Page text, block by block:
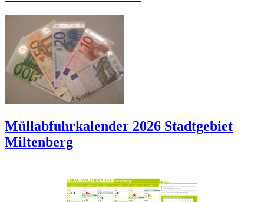
Müllabfuhrkalender 2026 Stadtgebiet
Miltenberg